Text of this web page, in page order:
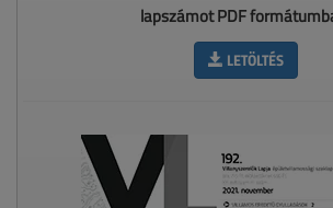
lapszámot PDF
LETÖLTÉS